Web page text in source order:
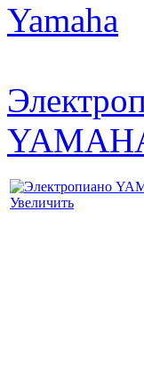
Yamaha
Увеличить